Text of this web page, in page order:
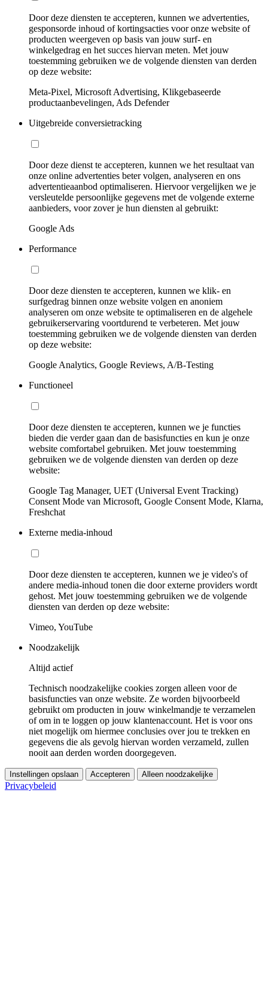
Door deze diensten te accepteren, kunnen we advertenties,
gesponsorde inhoud of kortingsacties voor onze website of
producten weergeven op basis van jouw surf- en
winkelgedrag en het succes hiervan meten. Met jouw
toestemming gebruiken we de volgende diensten van derden
op deze website:
Meta-Pixel, Microsoft Advertising, Klikgebaseerde
productaanbevelingen, Ads Defender
Uitgebreide conversietracking
Door deze dienst te accepteren, kunnen we het resultaat van
onze online advertenties beter volgen, analyseren en ons
advertentieaanbod optimaliseren. Hiervoor vergelijken we je
versleutelde persoonlijke gegevens met de volgende externe
aanbieders, voor zover je hun diensten al gebruikt:
Google Ads
Performance
Door deze diensten te accepteren, kunnen we klik- en
surfgedrag binnen onze website volgen en anoniem
analyseren om onze website te optimaliseren en de algehele
gebruikerservaring voortdurend te verbeteren. Met jouw
toestemming gebruiken we de volgende diensten van derden
op deze website:
Google Analytics, Google Reviews, A/B-Testing
Functioneel
Door deze diensten te accepteren, kunnen we je functies
bieden die verder gaan dan de basisfuncties en kun je onze
website comfortabel gebruiken. Met jouw toestemming
gebruiken we de volgende diensten van derden op deze
website:
Google Tag Manager, UET (Universal Event Tracking)
Consent Mode van Microsoft, Google Consent Mode, Klarna,
Freshchat
Externe media-inhoud
Door deze diensten te accepteren, kunnen we je video's of
andere media-inhoud tonen die door externe providers wordt
gehost. Met jouw toestemming gebruiken we de volgende
diensten van derden op deze website:
Vimeo, YouTube
Noodzakelijk
Altijd actief
Technisch noodzakelijke cookies zorgen alleen voor de
basisfuncties van onze website. Ze worden bijvoorbeeld
gebruikt om producten in jouw winkelmandje te verzamelen
of om in te loggen op jouw klantenaccount. Het is voor ons
niet mogelijk om hiermee conclusies over jou te trekken en
gegevens die als gevolg hiervan worden verzameld, zullen
nooit aan derden worden doorgegeven.
Instellingen opslaan Accepteren Alleen noodzakelijke
Privacybeleid